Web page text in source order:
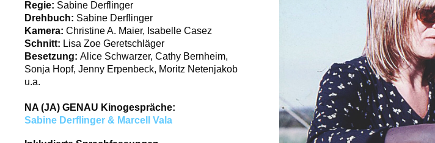
& Filmpässe
Account
Suche
Regie: Sabine Derflinger
Drehbuch: Sabine Derflinger
Kamera: Christine A. Maier, Isabelle Casez
Schnitt: Lisa Zoe Geretschläger
Besetzung: Alice Schwarzer, Cathy Bernheim,
Sonja Hopf, Jenny Erpenbeck, Moritz Netenjakob
u.a.
NA (JA) GENAU Kinogespräche:
Sabine Derflinger & Marcell Vala